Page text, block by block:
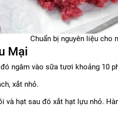
Chuẩn bị nguyên liệu cho
Mại
ngâm vào sữa tươi khoảng 10
xắt nhỏ.
và hạt sau đó xắt hạt lựu nhỏ.